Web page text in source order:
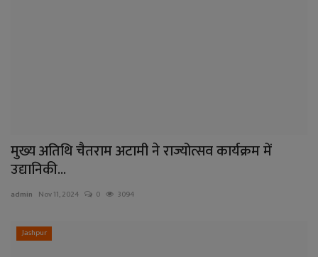
मुख्य अतिथि चैतराम अटामी ने राज्योत्सव कार्यक्रम में
उद्यानिकी...
admin Nov 11, 2024 0 3094
Jashpur